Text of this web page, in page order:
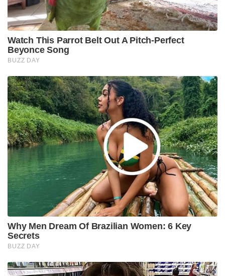
Watch This Parrot Belt Out A Pitch-Perfect
Beyonce Song
BUZZ DAY
Why Men Dream Of Brazilian Women: 6 Key
Secrets
BUZZ DAY